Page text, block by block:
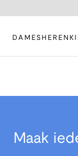
DAMES HEREN
Maak